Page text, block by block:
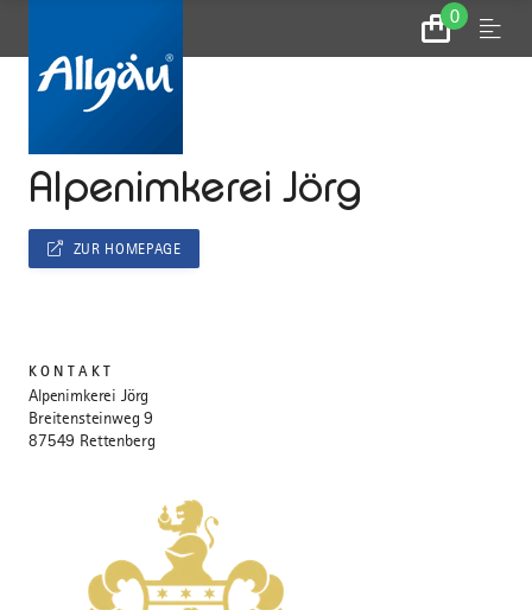
0
Zum
Warenkorb
Menu
Alpenimkerei Jörg
ZUR HOMEPAGE
KONTAKT
Alpenimkerei Jörg
Breitensteinweg 9
87549 Rettenberg